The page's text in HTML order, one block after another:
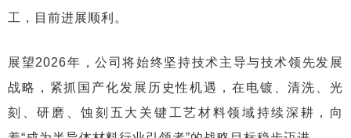
工，目前进展顺利。
展望2026年，公司将始终坚持技术主导与技术领先发展
战略，紧抓国产化发展历史性机遇，在电镀、清洗、光
刻、研磨、蚀刻五大关键工艺材料领域持续深耕，向